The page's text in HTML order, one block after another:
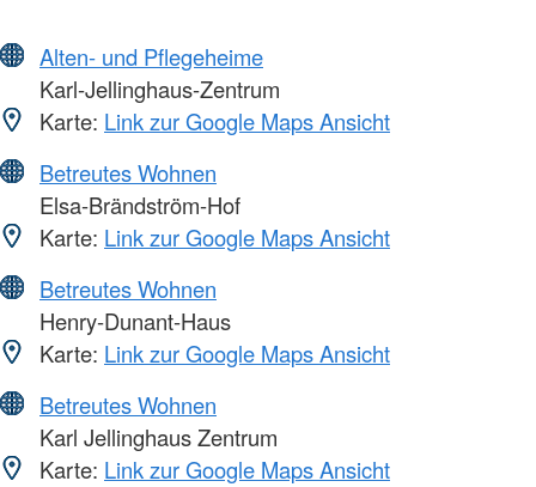
Alten- und Pflegeheime
Karl-Jellinghaus-Zentrum
Karte: Link zur Google Maps Ansicht
Betreutes Wohnen
Elsa-Brändström-Hof
Karte: Link zur Google Maps Ansicht
Betreutes Wohnen
Henry-Dunant-Haus
Karte: Link zur Google Maps Ansicht
Betreutes Wohnen
Karl Jellinghaus Zentrum
Karte: Link zur Google Maps Ansicht